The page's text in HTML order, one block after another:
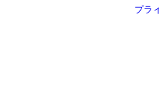
プラ